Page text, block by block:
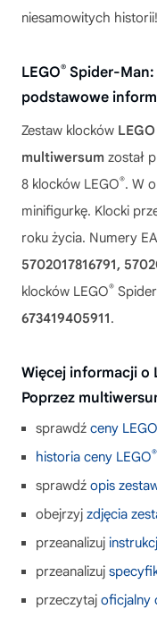
niesamowitych historii!
LEGO® Spider-
podstawowe
Zestaw klocków
multiwersum został
8 klocków LEGO®. W
minifigurkę. Klocki
roku życia. Numery
5702017816791,
klocków LEGO®
673419405911.
Więcej informacji o
Poprzez
sprawdź ceny LEGO
historia ceny LEGO®
sprawdź opis
obejrzyj zdjęcia
przeanalizuj
przeanalizuj
przeczytaj oficjalny